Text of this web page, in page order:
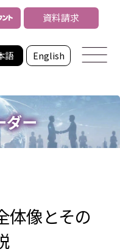
語 English
資料請求
ダー
体像とその